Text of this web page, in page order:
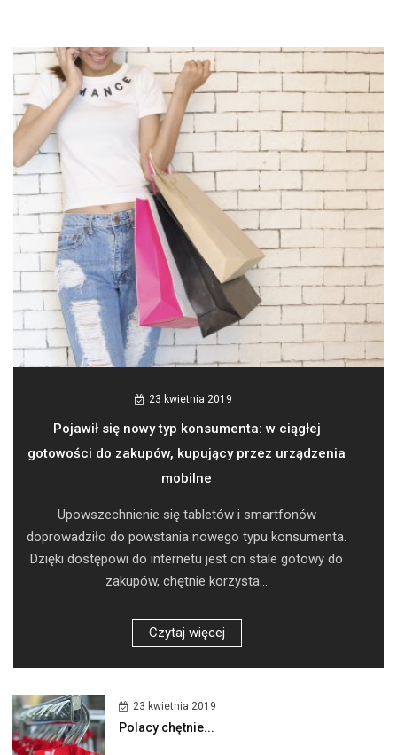
23 kwietnia 2019
Pojawił się nowy typ konsumenta: w ciągłej
gotowości do zakupów, kupujący przez urządzenia
mobilne
Upowszechnienie się tabletów i smartfonów
doprowadziło do powstania nowego typu konsumenta.
Dzięki dostępowi do internetu jest on stale gotowy do
zakupów, chętnie korzysta...
Czytaj więcej
23 kwietnia 2019
Polacy chętnie...